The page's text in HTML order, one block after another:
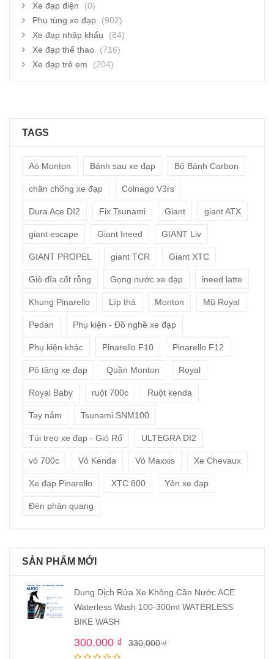
Xe đạp điện
(0)
Phụ tùng xe đạp
(902)
Xe đạp nhập khẩu
(84)
Xe đạp thể thao
(716)
Xe đạp trẻ em
(204)
TAGS
Aó Monton Bánh sau xe đạp Bộ Bánh Carbon
chân chống xe đạp Colnago V3rs
Dura Ace DI2 Fix Tsunami Giant giant ATX
giant escape Giant Ineed GIANT Liv
GIANT PROPEL giant TCR Giant XTC
Giò đĩa cốt rỗng Gọng nước xe đạp ineed latte
Khung Pinarello Líp thả Monton Mũ Royal
Pedan Phụ kiện - Đồ nghề xe đạp
Phụ kiện khác Pinarello F10 Pinarello F12
Pô tăng xe đạp Quần Monton Royal
Royal Baby ruột 700c Ruột kenda
Tay nắm Tsunami SNM100
Túi treo xe đạp - Giỏ Rổ ULTEGRA DI2
vỏ 700c Vỏ Kenda Vỏ Maxxis Xe Chevaux
Xe đạp Pinarello XTC 800 Yên xe đạp
Đèn phản quang
SẢN PHẨM MỚI
Dung Dịch Rửa Xe Không Cần Nước ACE
Waterless Wash 100-300ml WATERLESS
BIKE WASH
330,000₫
300,000 ₫